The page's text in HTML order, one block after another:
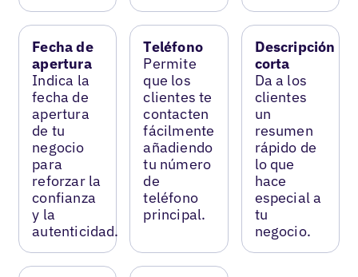
Fecha de
apertura
Indica la
fecha de
apertura
de tu
negocio
para
reforzar la
confianza
y la
autenticidad.
Teléfono
Permite
que los
clientes te
contacten
fácilmente
añadiendo
tu número
de
teléfono
principal.
Descripción
corta
Da a los
clientes
un
resumen
rápido de
lo que
hace
especial a
tu
negocio.